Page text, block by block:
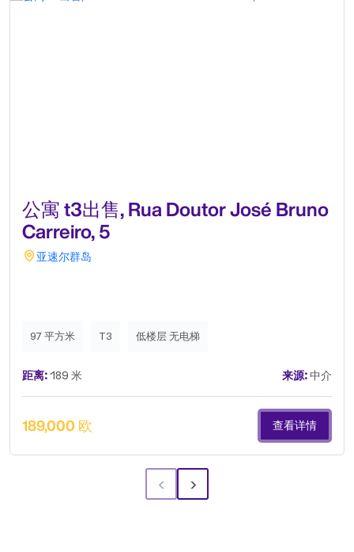
公寓 t3出售, Rua Doutor José Bruno
Carreiro, 5
亚速尔群岛
97 平方米 T3 低楼层 无电梯
距离:189 米 来源:中介
189,000 欧 查看详情
‹ ›